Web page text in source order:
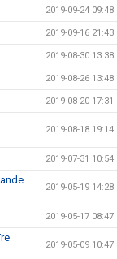
2019-09-24 09:48
2019-09-16 21:43
2019-08-30 13:38
2019-08-26 13:48
2019-08-20 17:31
2019-08-18 19:14
2019-07-31 10:54
2019-05-19 14:28
2019-05-17 08:47
2019-05-09 10:47